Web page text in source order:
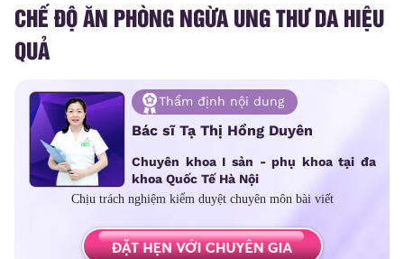
CHẾ ĐỘ ĂN PHÒNG NGỪA UNG THƯ DA HIỆU
QUẢ
Thẩm định nội dung
Bác sĩ Tạ Thị Hồng Duyên
Chuyên khoa I sản - phụ khoa tại đa
khoa Quốc Tế Hà Nội
Chịu trách nghiệm kiểm duyệt chuyên môn bài viết